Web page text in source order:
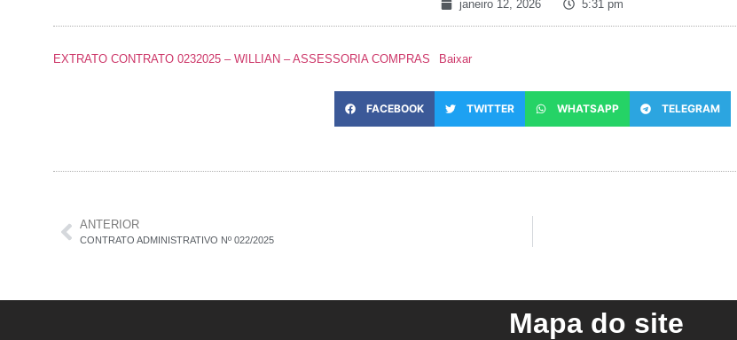
janeiro 12, 2026 5:31 pm
EXTRATO CONTRATO 0232025 – WILLIAN – ASSESSORIA COMPRAS Baixar
FACEBOOK TWITTER WHATSAPP TELEGRAM
ANTERIOR
CONTRATO ADMINISTRATIVO Nº 022/2025
Mapa do site